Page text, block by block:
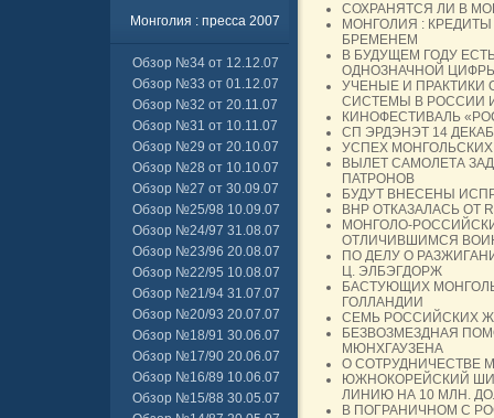
Монголия : пресса 2007
Обзор №34 от 12.12.07
Обзор №33 от 01.12.07
Обзор №32 от 20.11.07
Обзор №31 от 10.11.07
Обзор №29 от 20.10.07
Обзор №28 от 10.10.07
Обзор №27 от 30.09.07
Обзор №25/98 10.09.07
Обзор №24/97 31.08.07
Обзор №23/96 20.08.07
Обзор №22/95 10.08.07
Обзор №21/94 31.07.07
Обзор №20/93 20.07.07
Обзор №18/91 30.06.07
Обзор №17/90 20.06.07
Обзор №16/89 10.06.07
Обзор №15/88 30.05.07
СОХРАНЯТСЯ ЛИ В
МОНГОЛИЯ :
БРЕМЕНЕМ
В БУДУЩЕМ ГОДУ
ОДНОЗНАЧНОЙ
УЧЕНЫЕ И ПРАКТИКИ
СИСТЕМЫ В РОССИИ
КИНОФЕСТИВАЛЬ
СП ЭРДЭНЭТ 14
УСПЕХ
ВЫЛЕТ САМОЛЕТА
ПАТРОНОВ
БУДУТ ВНЕСЕНЫ
BHP ОТКАЗАЛАСЬ ОТ
МОНГОЛО-
ОТЛИЧИВШИМСЯ
ПО ДЕЛУ О
Ц. ЭЛБЭГДОРЖ
БАСТУЮЩИХ
ГОЛЛАНДИИ
СЕМЬ РОССИЙСКИХ
БЕЗВОЗМЕЗДНАЯ
МЮНХГАУЗЕНА
О СОТРУДНИЧЕСТВЕ
ЮЖНОКОРЕЙСКИЙ
ЛИНИЮ НА 10 МЛН.
В ПОГРАНИЧНОМ С